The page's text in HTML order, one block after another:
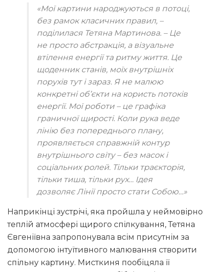
«Мої картини народжуються в потоці,
без рамок класичних правил, –
поділилася Тетяна Мартинова. – Це
не просто абстракція, а візуальне
втілення енергії та ритму життя. Це
щоденник станів, моїх внутрішніх
порухів тут і зараз. Я не малюю
конкретні об’єкти на користь потоків
енергії. Мої роботи – це графіка
граничної щирості. Коли рука веде
лінію без попереднього плану,
проявляється справжній контур
внутрішнього світу – без масок і
соціальних ролей. Тільки траєкторія,
тільки тиша, тільки рух… Ідея
дозволяє Лінії просто стати Собою…»
Наприкінці зустрічі, яка пройшла у неймовірно
теплій атмосфері щирого спілкування, Тетяна
Євгеніївна запропонувала всім присутнім за
допомогою інтуїтивного малювання створити
спільну картину. Мисткиня пообіцяла її